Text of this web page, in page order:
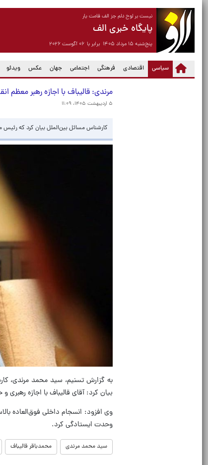
نیست بر لوح دلم جز الف قامت یار
پایگاه خبری الف
پنج‌شنبه ۱۵ مرداد ۱۴۰۵ برابر با ۰۶ آگوست ۲۰۲۶
سیاسی
(current) اقتصادی فرهنگی اجتماعی جهان عکس ویدئو
مرندی: قالیباف با اجازه رهبر معظم
۵ اردیبهشت ۱۴۰۵، ۱۱:۰۹
کارشناس مسائل بین‌الملل بیان کرد که رئیس
به گزارش تسنیم، سید محمد مرندی،
بیان کرد: آقای قالیباف با اجازه
وی افزود: انسجام داخلی فوق‌العاده
وحدت ایستادگی کرد.
سید محمد مرندی محمدباقر قالیباف